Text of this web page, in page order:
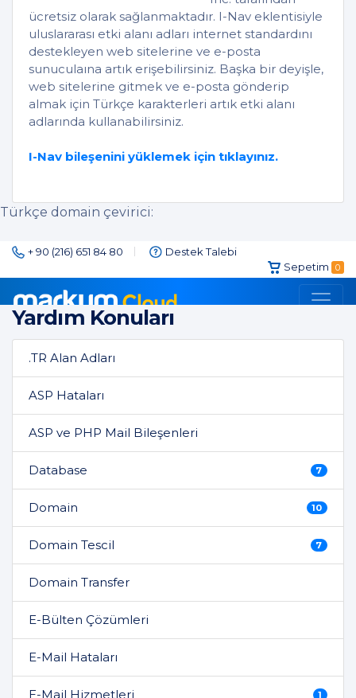
ücretsiz olarak sağlanmaktadır. I-Nav eklentisiyle
uluslararası etki alanı adları internet standardını
destekleyen web sitelerine ve e-posta
sunuculaına artık erişebilirsiniz. Başka bir deyişle,
web sitelerine gitmek ve e-posta gönderip
almak için Türkçe karakterleri artık etki alanı
adlarında kullanabilirsiniz.
I-Nav bileşenini yüklemek için tıklayınız.
Türkçe domain çevirici:
Yardım Konuları
.TR Alan Adları
ASP Hataları
ASP ve PHP Mail Bileşenleri
Database 7
Domain 10
Domain Tescil 7
Domain Transfer
E-Bülten Çözümleri
E-Mail Hataları
E-Mail Hizmetleri 1